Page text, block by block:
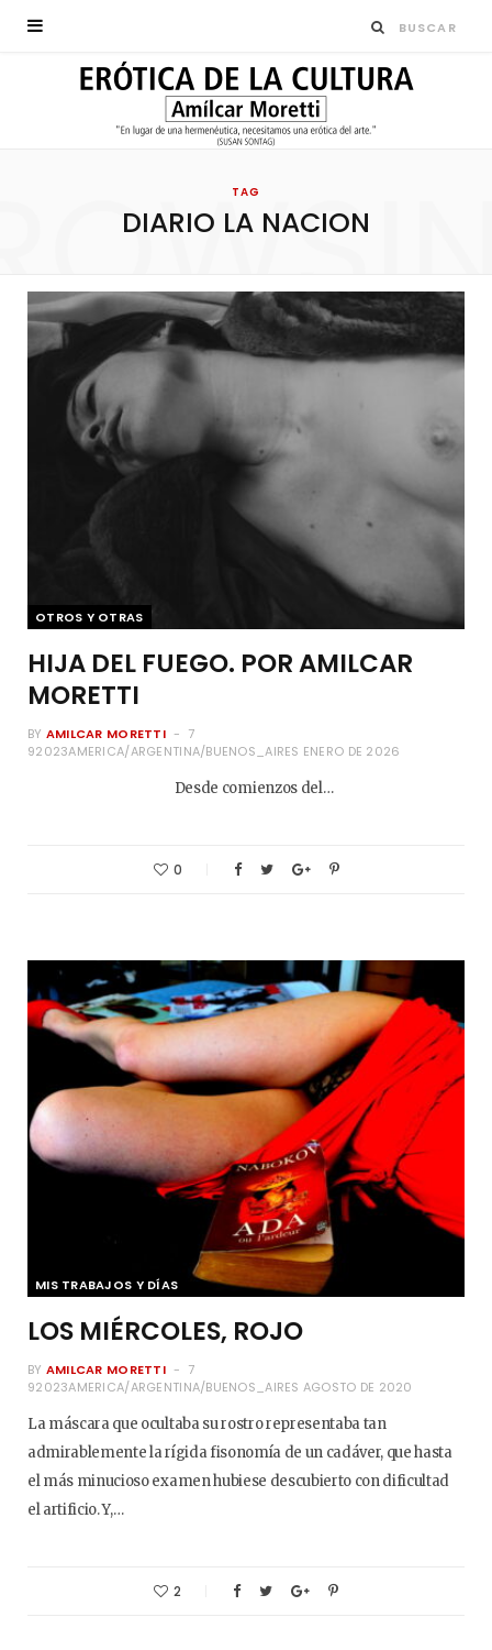
TAG
DIARIO LA NACION
OTROS Y OTRAS
HIJA DEL FUEGO. POR AMILCAR
MORETTI
BY AMILCAR MORETTI
7
92023AMERICA/ARGENTINA/BUENOS_AIRES ENERO DE 2026
Desde comienzos del…
0
MIS TRABAJOS Y DÍAS
LOS MIÉRCOLES, ROJO
BY AMILCAR MORETTI
7
92023AMERICA/ARGENTINA/BUENOS_AIRES AGOSTO DE 2020
La máscara que ocultaba su rostro representaba tan
admirablemente la rígida fisonomía de un cadáver, que hasta
el más minucioso examen hubiese descubierto con dificultad
el artificio. Y,…
2